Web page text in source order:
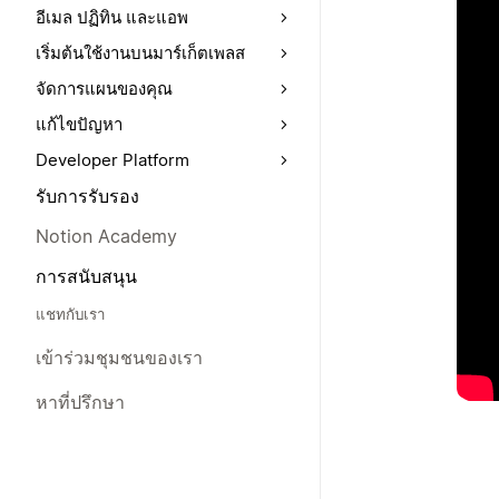
อีเมล ปฏิทิน และแอพ
เริ่มต้นใช้งานบนมาร์เก็ตเพลส
จัดการแผนของคุณ
แก้ไขปัญหา
Developer Platform
รับการรับรอง
Notion Academy
การสนับสนุน
แชทกับเรา
เข้าร่วมชุมชนของเรา
หาที่ปรึกษา